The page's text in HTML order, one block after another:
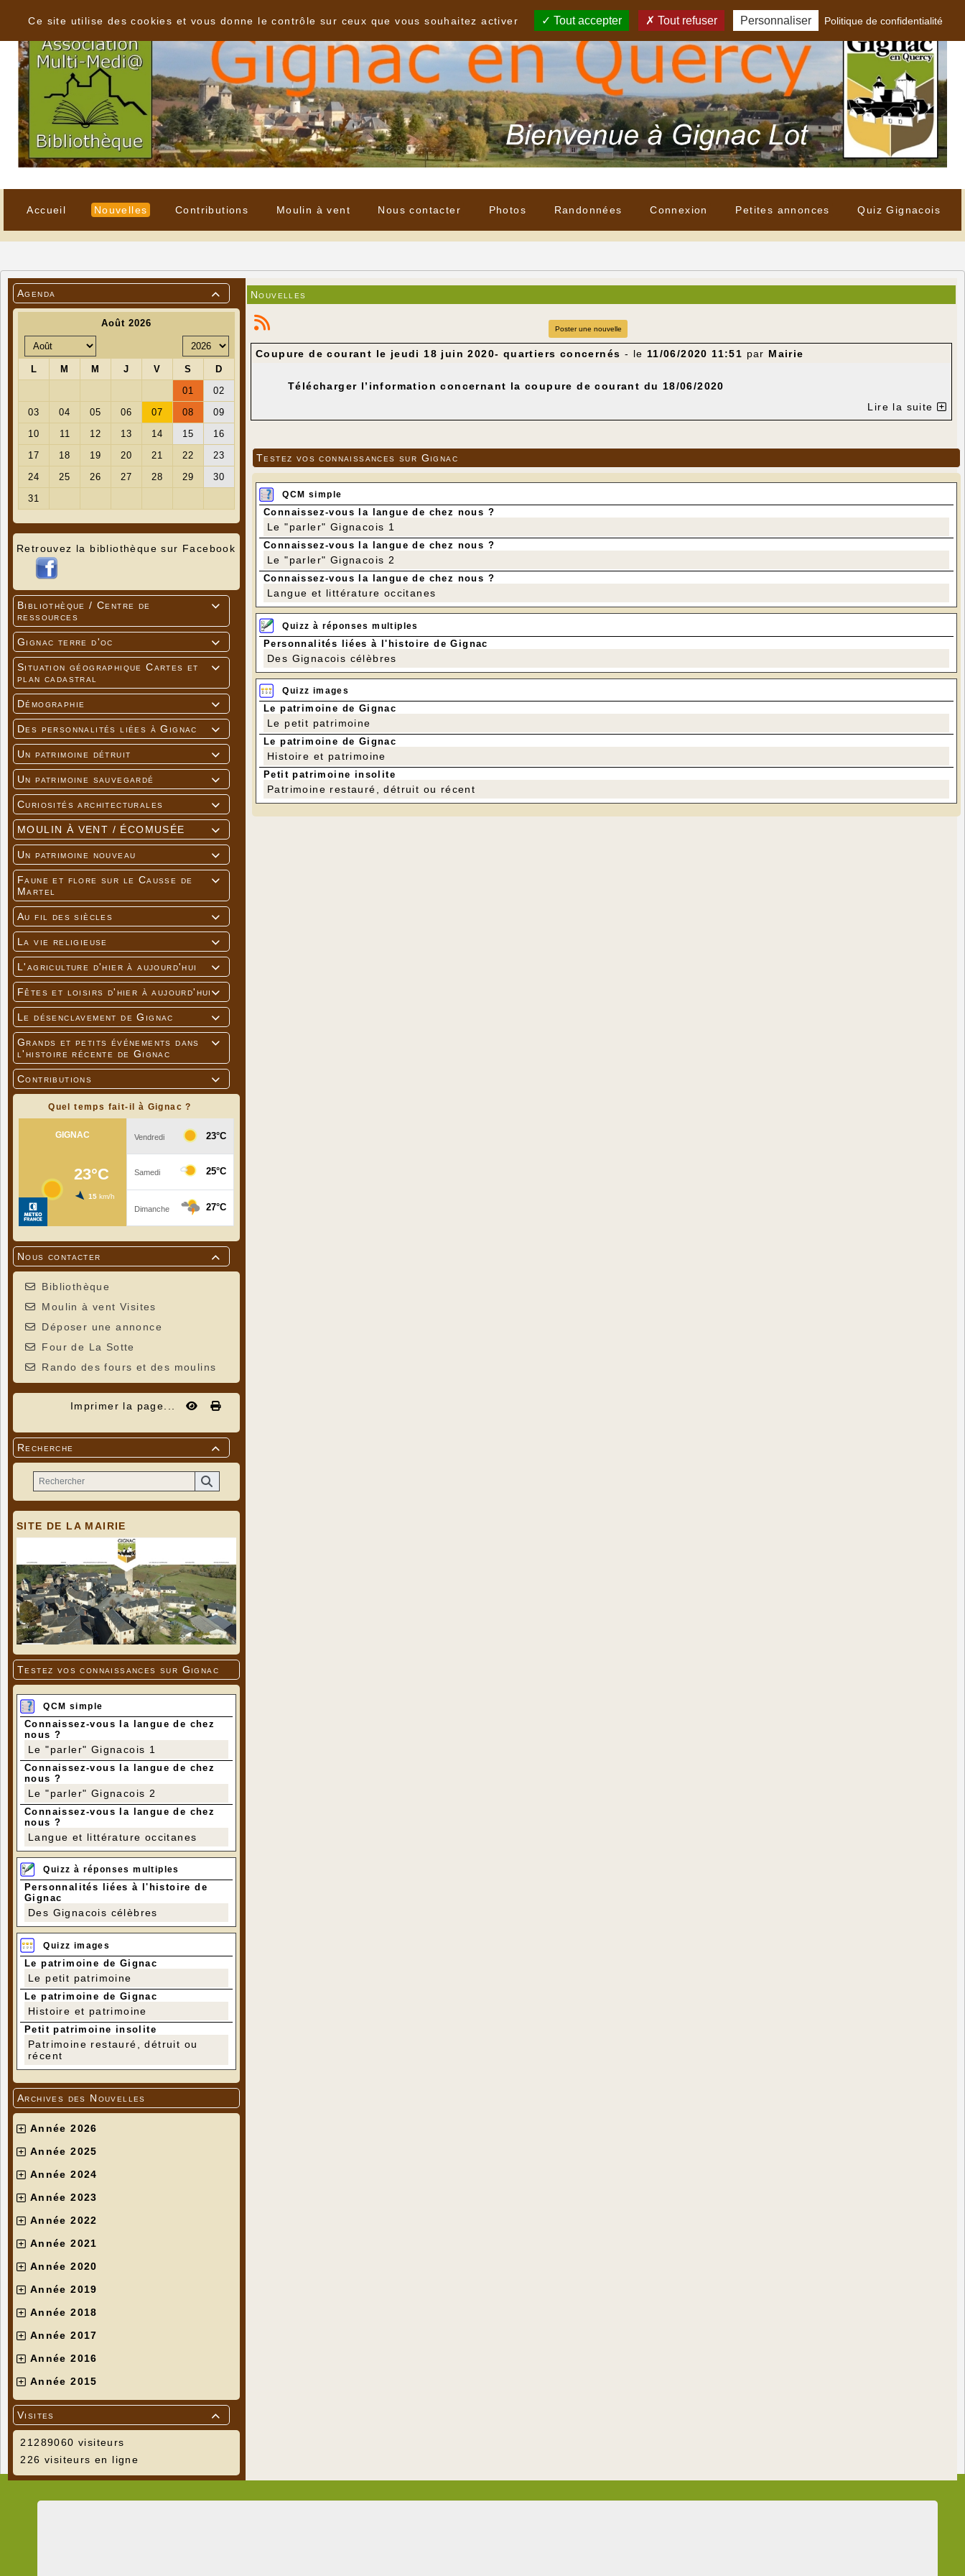
Accueil Nouvelles Contributions Moulin à vent Nous contacter Photos Randonnées Connexion Petites annonces Quiz Gignacois

Agenda
Retrouvez la bibliothèque sur Facebook

Bibliothèque / Centre de
ressources

Gignac terre d'oc

Situation géographique Cartes et
plan cadastral

Démographie

Des personnalités liées à Gignac

Un patrimoine détruit

Un patrimoine sauvegardé

Curiosités architecturales

MOULIN À VENT / ÉCOMUSÉE

Un patrimoine nouveau

Faune et flore sur le Causse de
Martel

Au fil des siècles

La vie religieuse

L'agriculture d'hier à aujourd'hui

Fêtes et loisirs d'hier à aujourd'hui

Le désenclavement de Gignac

Grands et petits événements dans
l'histoire récente de Gignac

Contributions
Quel temps fait-il à Gignac ?

Nous contacter
Bibliothèque
Moulin à vent Visites
Déposer une annonce
Four de La Sotte
Rando des fours et des moulins
Imprimer la page...

Recherche
SITE DE LA MAIRIE
Testez vos connaissances sur Gignac
QCM simple
Connaissez-vous la langue de chez
nous ?
Le "parler" Gignacois 1
Connaissez-vous la langue de chez
nous ?
Le "parler" Gignacois 2
Connaissez-vous la langue de chez
nous ?
Langue et littérature occitanes
Quizz à réponses multiples
Personnalités liées à l'histoire de
Gignac
Des Gignacois célèbres
Quizz images
Le patrimoine de Gignac
Le petit patrimoine
Le patrimoine de Gignac
Histoire et patrimoine
Petit patrimoine insolite
Patrimoine restauré, détruit ou
récent
Archives des Nouvelles
Année 2026
Année 2025
Année 2024
Année 2023
Année 2022
Année 2021
Année 2020
Année 2019
Année 2018
Année 2017
Année 2016
Année 2015

Visites
21289060 visiteurs
226 visiteurs en ligne
Nouvelles
Poster une nouvelle
Coupure de courant le jeudi 18 juin 2020- quartiers concernés - le 11/06/2020 11:51 par Mairie
Télécharger l’information concernant la coupure de courant du 18/06/2020
Lire la suite
Testez vos connaissances sur Gignac
QCM simple
Connaissez-vous la langue de chez nous ?
Le "parler" Gignacois 1
Connaissez-vous la langue de chez nous ?
Le "parler" Gignacois 2
Connaissez-vous la langue de chez nous ?
Langue et littérature occitanes
Quizz à réponses multiples
Personnalités liées à l'histoire de Gignac
Des Gignacois célèbres
Quizz images
Le patrimoine de Gignac
Le petit patrimoine
Le patrimoine de Gignac
Histoire et patrimoine
Petit patrimoine insolite
Patrimoine restauré, détruit ou récent
Ce site utilise des cookies et vous donne le contrôle sur ceux que vous souhaitez activer
Tout accepter Tout refuser Personnaliser Politique de confidentialité